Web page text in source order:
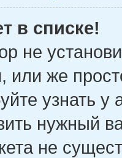
в списке!
не
или же
узнать
нужный
не